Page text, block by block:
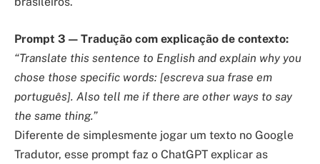
Prompt 3 — Tradução com explicação de contexto:
“Translate this sentence to English and explain why you
chose those specific words: [escreva sua frase em
português]. Also tell me if there are other ways to say
the same thing.”
Diferente de simplesmente jogar um texto no Google
Tradutor, esse prompt faz o ChatGPT explicar as